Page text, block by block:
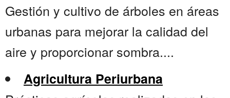
Gestión y cultivo de árboles en áreas
urbanas para mejorar la calidad del
aire y proporcionar sombra....
Agricultura Periurbana